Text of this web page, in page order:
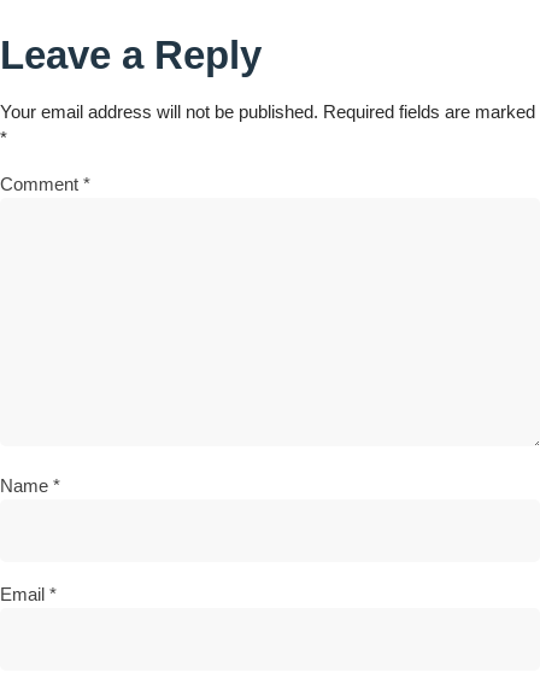
Leave a Reply
Your email address will not be published. Required fields are marked
*
Comment *
Name *
Email *